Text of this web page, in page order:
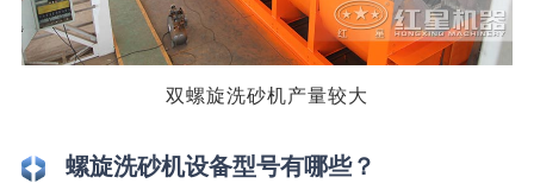
双螺旋洗砂机产量较大
螺旋洗砂机设备型号有哪些？